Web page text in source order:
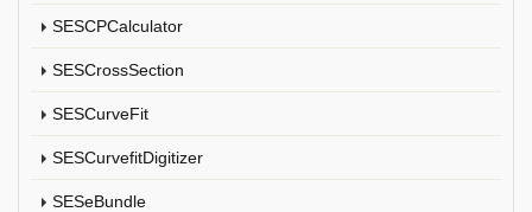
SESCPCalculator
SESCrossSection
SESCurveFit
SESCurvefitDigitizer
SESeBundle